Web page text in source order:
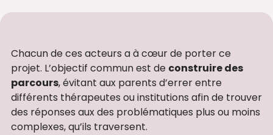
Chacun de ces acteurs a à cœur de porter ce
projet. L’objectif commun est de construire des
parcours, évitant aux parents d’errer entre
différents thérapeutes ou institutions afin de trouver
des réponses aux des problématiques plus ou moins
complexes, qu’ils traversent.